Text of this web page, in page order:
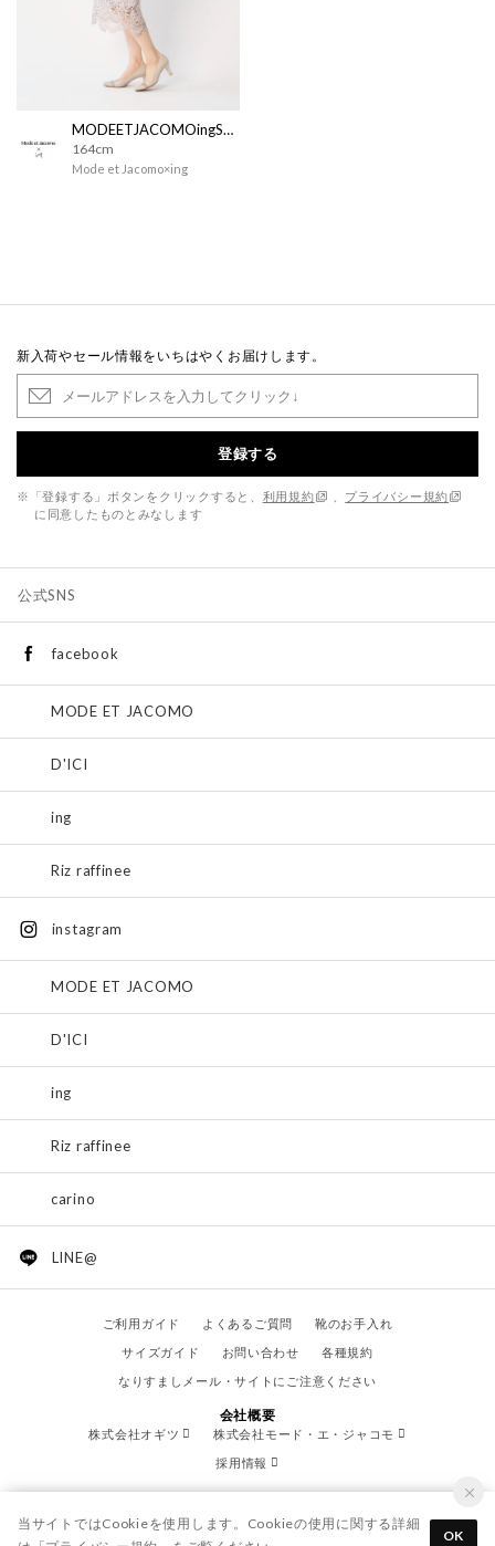
MODEETJACOMOingSTAFF
164cm
Mode et Jacomo×ing
新入荷やセール情報をいちはやくお届けします。
登録する
※「登録する」ボタンをクリックすると、 利用規約
プライバシー規約
に同意したものとみなします
公式SNS
facebook
MODE ET JACOMO
D'ICI
ing
Riz raffinee
instagram
MODE ET JACOMO
D'ICI
ing
Riz raffinee
carino
LINE@
ご利用ガイド よくあるご質問
靴のお手入れ
サイズガイド
お問い合わせ
各種規約
なりすましメール・サイトにご注意ください
会社概要
株式会社オギツ
株式会社モード・エ・ジャコモ
採用情報
当サイトではCookieを使用します。Cookieの使用に関する詳細
OK